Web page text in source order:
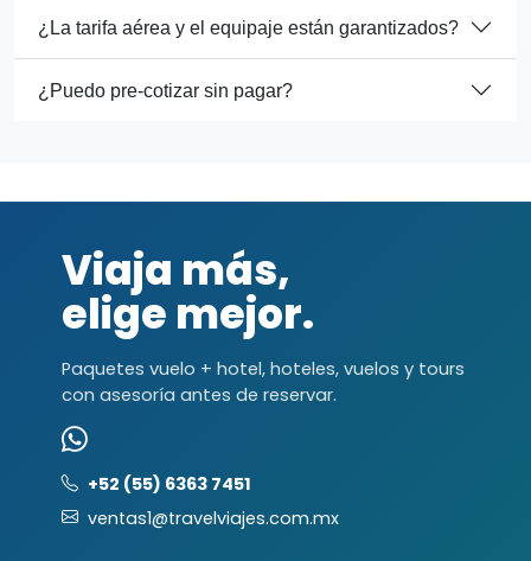
¿La tarifa aérea y el equipaje están garantizados?
¿Puedo pre-cotizar sin pagar?
Viaja más,
elige mejor.
Paquetes vuelo + hotel, hoteles, vuelos y tours
con asesoría antes de reservar.
+52 (55) 6363 7451
ventas1@travelviajes.com.mx